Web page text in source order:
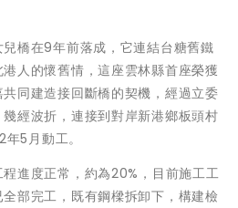
橋在9年前落成，它連結台糖舊鐵
人的懷舊情，這座雲林縣首座榮獲
同建造接回斷橋的契機，經過立委
經波折，連接到對岸新港鄉板頭村
5月動工。
進度正常，約為20%，目前施工工
部完工，既有鋼樑拆卸下，構建檢